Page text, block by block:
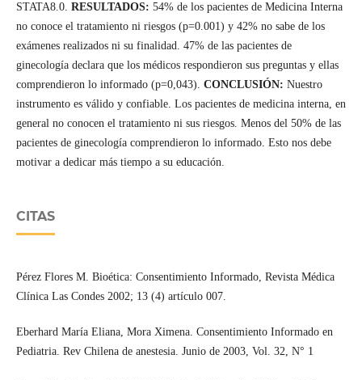
STATA8.0. RESULTADOS: 54% de los pacientes de Medicina Interna
no conoce el tratamiento ni riesgos (p=0.001) y 42% no sabe de los
exámenes realizados ni su finalidad. 47% de las pacientes de
ginecología declara que los médicos respondieron sus preguntas y ellas
comprendieron lo informado (p=0,043). CONCLUSIÓN: Nuestro
instrumento es válido y confiable. Los pacientes de medicina interna, en
general no conocen el tratamiento ni sus riesgos. Menos del 50% de las
pacientes de ginecología comprendieron lo informado. Esto nos debe
motivar a dedicar más tiempo a su educación.
CITAS
Pérez Flores M. Bioética: Consentimiento Informado, Revista Médica
Clínica Las Condes 2002; 13 (4) artículo 007.
Eberhard María Eliana, Mora Ximena. Consentimiento Informado en
Pediatria. Rev Chilena de anestesia. Junio de 2003, Vol. 32, N° 1